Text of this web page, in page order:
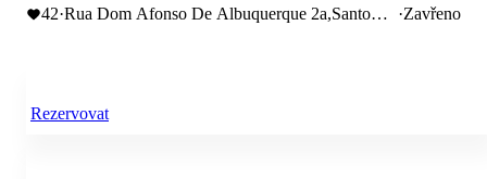
42·Rua Dom Afonso De Albuquerque 2a,Santo
·Zavřeno
Rezervovat